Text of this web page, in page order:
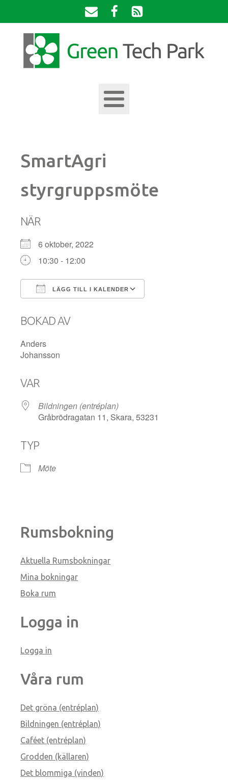
SmartAgri
styrgruppsmöte
NÄR
6 oktober, 2022
10:30 - 12:00
LÄGG TILL I KALENDER
BOKAD AV
Anders
Johansson
VAR
Bildningen (entréplan)
Gråbrödragatan 11, Skara, 53231
TYP
Möte
Rumsbokning
Aktuella Rumsbokningar
Mina bokningar
Boka rum
Logga in
Logga in
Våra rum
Det gröna (entréplan)
Bildningen (entréplan)
Caféet (entréplan)
Grodden (källaren)
Det blommiga (vinden)